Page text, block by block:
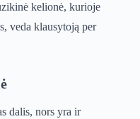
kelionė, kurioje
veda klausytoją per
dalis, nors yra ir